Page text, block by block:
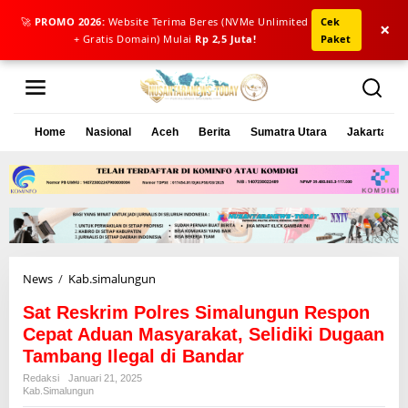
🚀 PROMO 2026: Website Terima Beres (NVMe Unlimited
+ Gratis Domain) Mulai Rp 2,5 Juta!
Cek
Paket
×
L
Home Nasional Aceh Berita Sumatra Utara Jakarta
News / Kab.simalungun
t
R
Sat Reskrim Polres Simalungun Respon
Cepat Aduan Masyarakat, Selidiki Dugaan
Tambang Ilegal di Bandar
Redaksi
Januari 21, 2025
Kab.simalungun